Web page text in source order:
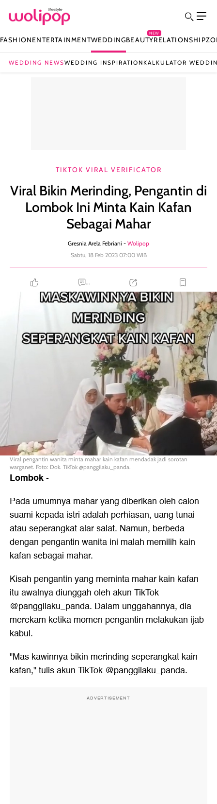
FASHIONENTERTAINMENTWEDDINGBEAUTY
NEW
RELATIONSHIP
WEDDING NEWSWEDDING INSPIRATION KALKULATOR
TIKTOK VIRAL VERIFICATOR
Viral Bikin Merinding, Pengantin di
Lombok Ini Minta Kain Kafan
Sebagai Mahar
Gresnia Arela Febriani - Wolipop
Sabtu, 18 Feb 2023 07:00 WIB
...
Viral pengantin wanita minta mahar kain kafan mendadak jadi sorotan
warganet. Foto: Dok. TikTok @panggilaku_panda.
Lombok-
Pada umumnya mahar yang diberikan oleh calon
suami kepada istri adalah perhiasan, uang tunai
atau seperangkat alar salat. Namun, berbeda
dengan pengantin wanita ini malah memilih kain
kafan sebagai mahar.
Kisah pengantin yang meminta mahar kain kafan
itu awalnya diunggah oleh akun TikTok
@panggilaku_panda. Dalam unggahannya, dia
merekam ketika momen pengantin melakukan ijab
kabul.
"Mas kawinnya bikin merinding seperangkat kain
kafan," tulis akun TikTok @panggilaku_panda.
ADVERTISEMENT